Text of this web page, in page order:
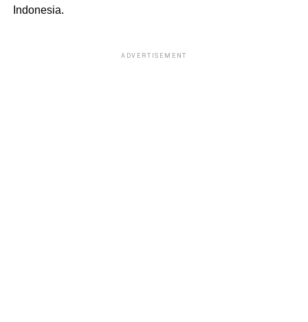
Indonesia.
ADVERTISEMENT